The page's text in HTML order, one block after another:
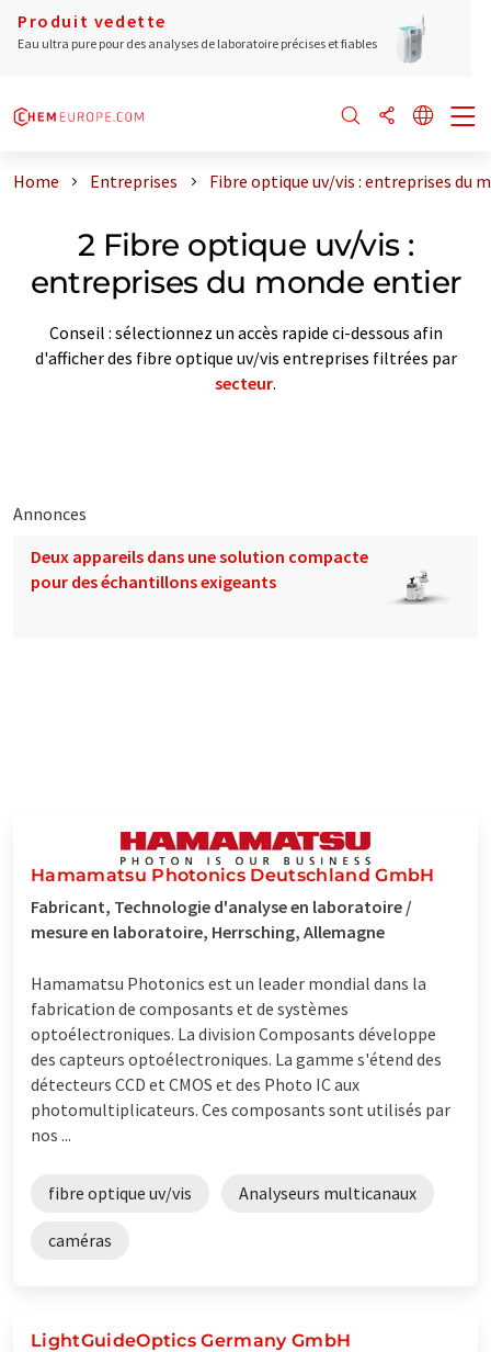
Produit vedette
Eau ultra pure pour des analyses de laboratoire précises et fiables
Home Entreprises Fibre optique uv/vis : entreprises du
2 Fibre optique uv/vis :
entreprises du monde entier
Conseil : sélectionnez un accès rapide ci-dessous afin
d'afficher des fibre optique uv/vis entreprises filtrées par
secteur.
Annonces
Deux appareils dans une solution compacte
pour des échantillons exigeants
Hamamatsu Photonics Deutschland GmbH
Fabricant, Technologie d'analyse en laboratoire /
mesure en laboratoire, Herrsching, Allemagne
Hamamatsu Photonics est un leader mondial dans la
fabrication de composants et de systèmes
optoélectroniques. La division Composants développe
des capteurs optoélectroniques. La gamme s'étend des
détecteurs CCD et CMOS et des Photo IC aux
photomultiplicateurs. Ces composants sont utilisés par
nos ...
fibre optique uv/vis Analyseurs multicanaux
caméras
LightGuideOptics Germany GmbH